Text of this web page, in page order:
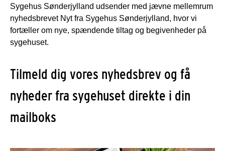
Sygehus Sønderjylland udsender med jævne mellemrum
nyhedsbrevet Nyt fra Sygehus Sønderjylland, hvor vi
fortæller om nye, spændende tiltag og begivenheder på
sygehuset.
Tilmeld dig vores nyhedsbrev og få
nyheder fra sygehuset direkte i din
mailboks